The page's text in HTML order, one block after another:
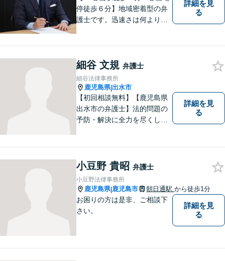
停徒歩６分】地域密着型の弁
護士です。迅速さは何よりの
詳細を見
る
細谷 文規 弁護士
細谷法律事務所
鹿児島県|出水市
【初回相談無料】【鹿児島県
出水市の弁護士】法的問題の
予防・解決に全力を尽くしま
詳細を見
る
小豆野 貴昭 弁護士
小豆野法律事務所
鹿児島県|鹿児島市 朝日通駅 から徒歩1分
お困りの方は是非、ご相談下
さい。
詳細を見
る